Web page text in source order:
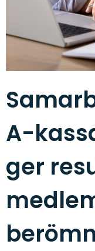
A-
ger